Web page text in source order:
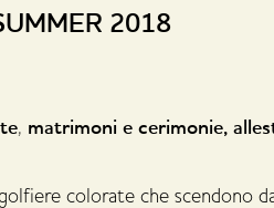
2018
, matrimoni e cerimonie,
colorate che scendono